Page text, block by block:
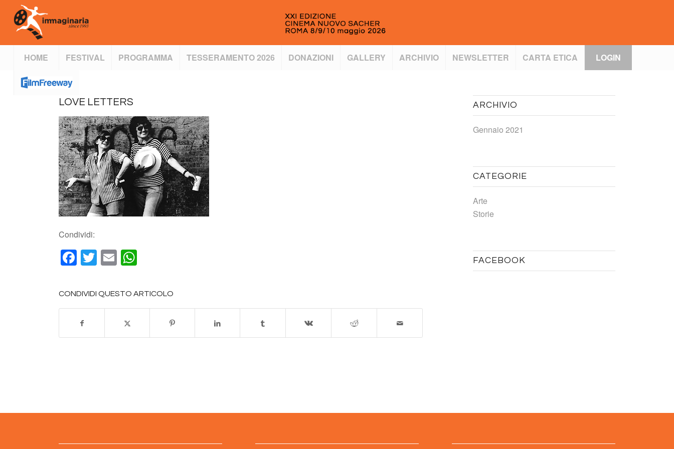
HOME FESTIVAL PROGRAMMA TESSERAMENTO 2026 DONAZIONI GALLERY ARCHIVIO NEWSLETTER CARTA ETICA LOGIN
LOVE LETTERS
Condividi:
Facebook
Twitter
Email
CONDIVIDI QUESTO ARTICOLO
ARCHIVIO
Gennaio 2021
CATEGORIE
Arte
Storie
FACEBOOK